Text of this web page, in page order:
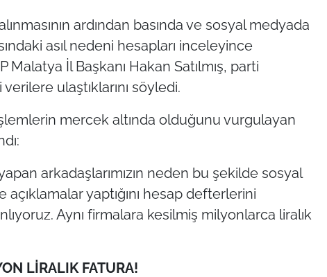
ardından basında ve sosyal medyada
asıl nedeni hesapları inceleyince
İl Başkanı Hakan Satılmış, parti
ulaştıklarını söyledi.
mercek altında olduğunu vurgulayan
arkadaşlarımızın neden bu şekilde sosyal
yaptığını hesap defterlerini
Aynı firmalara kesilmiş milyonlarca liralık
LİRALIK FATURA!